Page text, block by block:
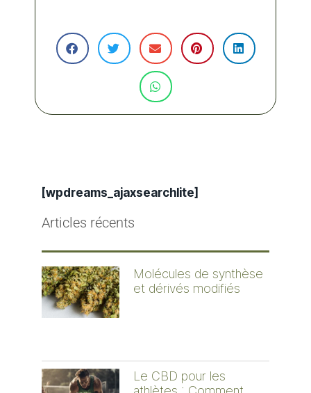
[wpdreams_ajaxsearchlite]
Articles récents
Molécules de synthèse
et dérivés modifiés
Le CBD pour les